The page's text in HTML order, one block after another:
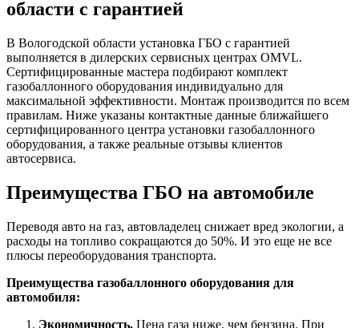
области с гарантией
В Вологодской области установка ГБО с гарантией
выполняется в дилерских сервисных центрах OMVL.
Сертифицированные мастера подбирают комплект
газобаллонного оборудования индивидуально для
максимальной эффективности. Монтаж производится по всем
правилам. Ниже указаны контактные данные ближайшего
сертифицированного центра установки газобаллонного
оборудования, а также реальные отзывы клиентов
автосервиса.
Преимущества ГБО на автомобиле
Переводя авто на газ, автовладелец снижает вред экологии, а
расходы на топливо сокращаются до 50%. И это еще не все
плюсы переоборудования транспорта.
Преимущества газобаллонного оборудования для
автомобиля:
Экономичность. Цена газа ниже, чем бензина. При